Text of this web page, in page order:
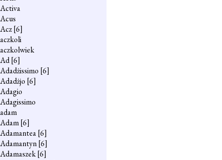
Activa
Acus
Acz[6]
aczkoli
aczkolwiek
Ad[6]
Adadżissimo [6]
Adadżjo [6]
Adagio
Adagissimo
adam
Adam[6]
Adamantea[6]
Adamantyn[6]
Adamaszek[6]